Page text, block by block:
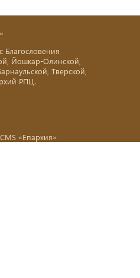
Йошкар-Олинской,
Тверской,
РПЦ.
«Епархия»